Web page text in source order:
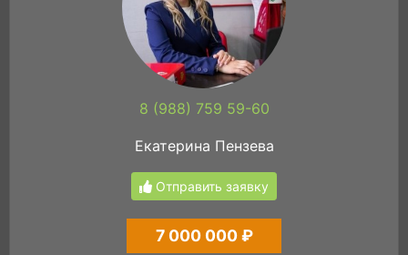
8 (988) 759 59-60
Екатерина Пензева
Отправить заявку
7 000 000 ₽